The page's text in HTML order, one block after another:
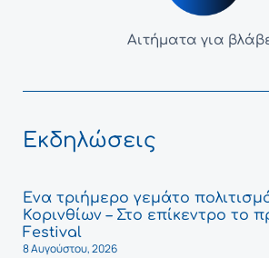
Αιτήματα για
Εκδηλώσεις
Ένα τριήμερο γεμάτο
Κορινθίων – Στο επίκεντρο το
Festival
8 Αυγούστου, 2026